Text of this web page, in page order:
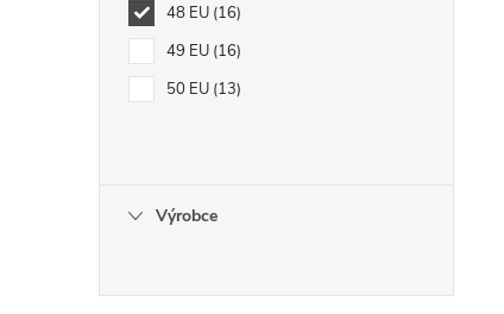
48 EU 16
49 EU 16
50 EU 13
Výrobce